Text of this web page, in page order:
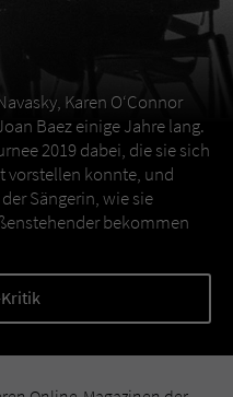
Karen O‘Connor
Baez einige Jahre lang.
2019 dabei, die sie sich
vorstellen konnte, und
Sängerin, wie sie
bekommen